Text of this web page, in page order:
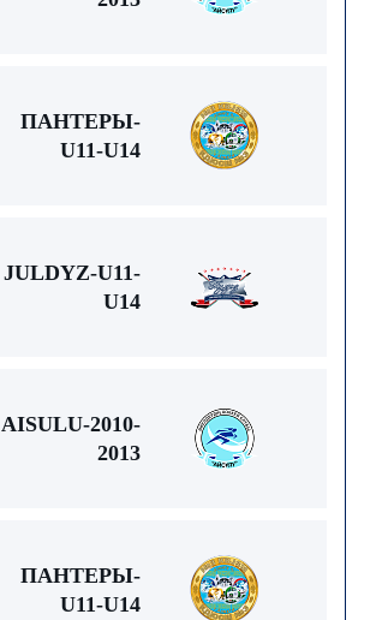
ПАНТЕРЫ-
U11-U14
JULDYZ-U11-
U14
AISULU-2010-
2013
ПАНТЕРЫ-
U11-U14